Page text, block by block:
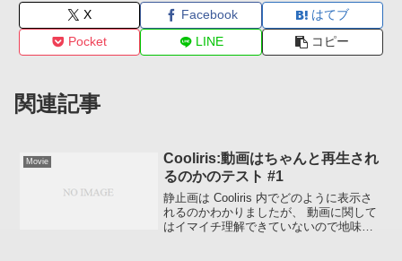
X Facebook
はてブ
Pocket
LINE コピー
関連記事
Movie
Cooliris:動画はちゃんと再生され
るのかのテスト #1
静止画は Cooliris 内でどのように表示さ
れるのかわかりましたが、 動画に関して
はイマイチ理解できていないので地味に